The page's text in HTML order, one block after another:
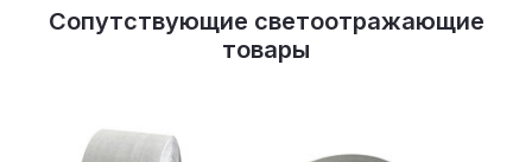
Сопутствующие светоотражающие
товары